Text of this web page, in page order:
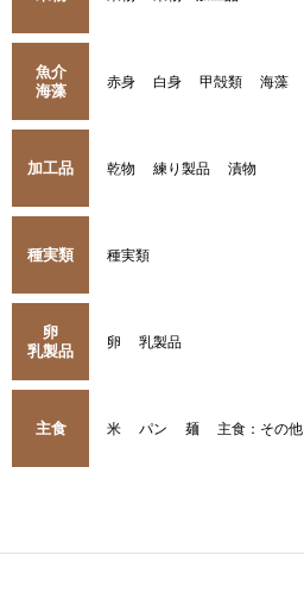
魚介
海藻
赤身 白身 甲殻類 海藻
加工品 乾物 練り製品 漬物
種実類 種実類
卵
乳製品
卵 乳製品
主食 米 パン 麺 主食：その他